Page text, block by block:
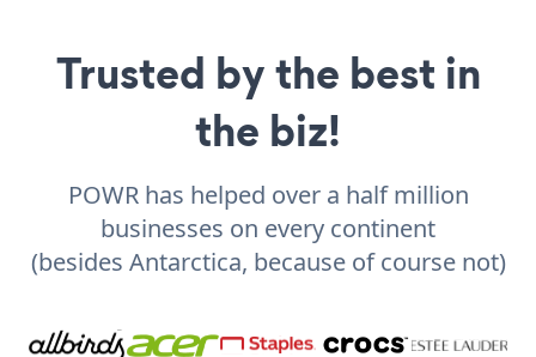
Trusted by the best in
the biz!
POWR has helped over a half million
businesses on every continent
(besides Antarctica, because of course not)